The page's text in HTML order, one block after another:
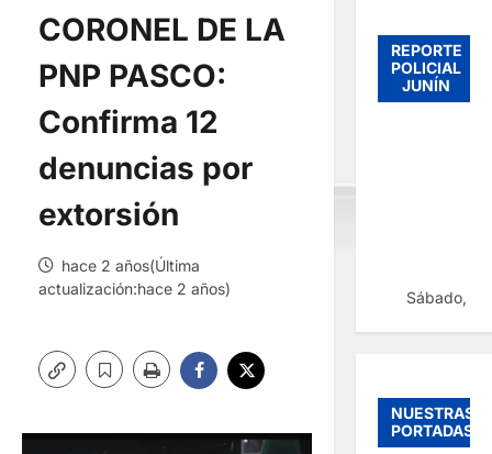
CORONEL DE LA
PNP PASCO:
Confirma 12
denuncias por
extorsión
hace 2 años(Última
actualización:hace 2 años)
REPORTE
POLICIAL
JUNÍN
Sábado,
NUESTRAS
PORTADAS